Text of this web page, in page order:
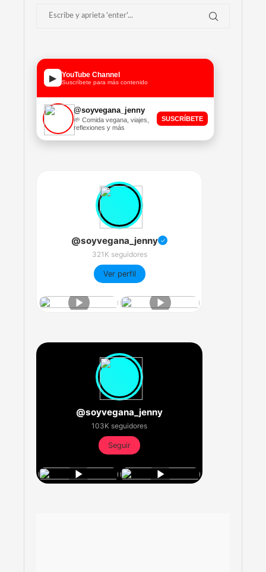
▶ YouTube Channel
Suscríbete para más contenido
@soyvegana_jenny
🌱 Comida vegana, viajes,
reflexiones y más
SUSCRÍBETE
@soyvegana_jenny ✓
321K seguidores
Ver perfil
@soyvegana_jenny
103K seguidores
Seguir